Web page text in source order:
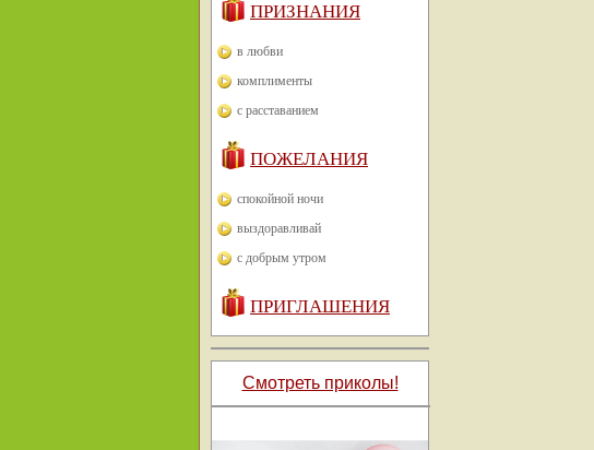
ПРИЗНАНИЯ
в любви
комплименты
с расставанием
ПОЖЕЛАНИЯ
спокойной ночи
выздоравливай
с добрым утром
ПРИГЛАШЕНИЯ
Смотреть приколы!